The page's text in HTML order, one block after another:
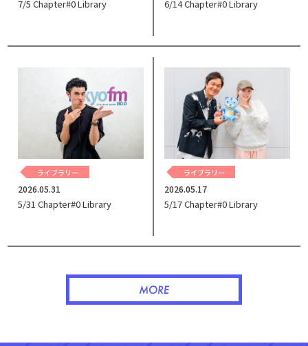
7/5 Chapter#0 Library 6/14 Chapter#0 Library
ライブラリー
2026.05.31
5/31 Chapter#0 Library
ライブラリー
2026.05.17
5/17 Chapter#0 Library